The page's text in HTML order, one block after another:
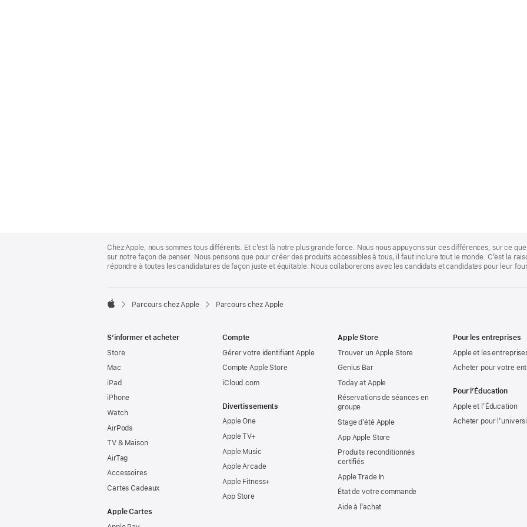
Footer
Chez Apple, nous sommes tous différents. Et c’est là notre plus grande force. Nous nous appuyons sur ces différences, sur ce
sur notre façon de penser. Nous pensons que pour créer des produits accessibles à tous, il faut inclure tout le monde. C’est la
répondre à toutes les candidatures de façon juste et équitable. Nous collaborerons avec les candidats et candidates pour leur

Parcours chez Apple Parcours chez Apple
S’informer et acheter
Store
Mac
iPad
iPhone
Watch
AirPods
TV & Maison
AirTag
Accessoires
Cartes Cadeaux
Apple Cartes
Compte
Gérer votre identifiant Apple
Compte Apple Store
iCloud.com
Divertissements
Apple One
Apple TV+
Apple Music
Apple Arcade
Apple Fitness+
App Store
Apple Store
Trouver un Apple Store
Genius Bar
Today at Apple
Réservations de séances en
groupe
Stage d’été Apple
App Apple Store
Produits reconditionnés
certifiés
Apple Trade In
État de votre commande
Aide à l’achat
Pour les entreprises
Apple et les
Acheter pour votre
Pour l’Éducation
Apple et l’Éducation
Acheter pour